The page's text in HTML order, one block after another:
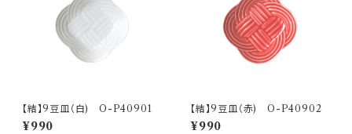
【結】9豆皿（白) O-P40901
¥990
【結】9豆皿（赤) O-P40902
¥990